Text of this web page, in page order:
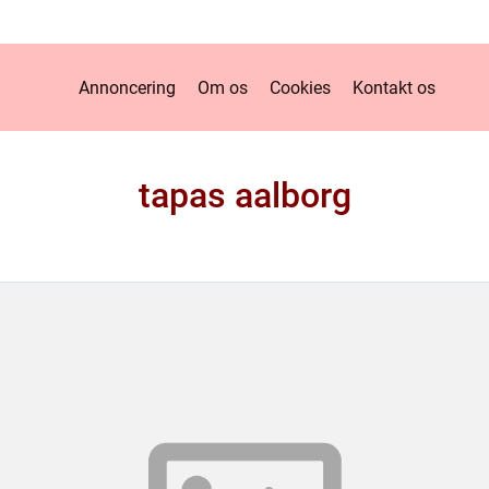
Annoncering Om os Cookies Kontakt os
tapas aalborg